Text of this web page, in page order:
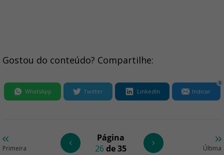
Gostou do conteúdo? Compartilhe:
WhatsApp Twitter LinkedIn Indicar
0
Primeira
Página
26 de 35 Última